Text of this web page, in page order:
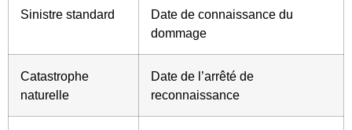
Sinistre standard
Date de connaissance du
dommage
Catastrophe
naturelle
Date de l’arrêté de
reconnaissance